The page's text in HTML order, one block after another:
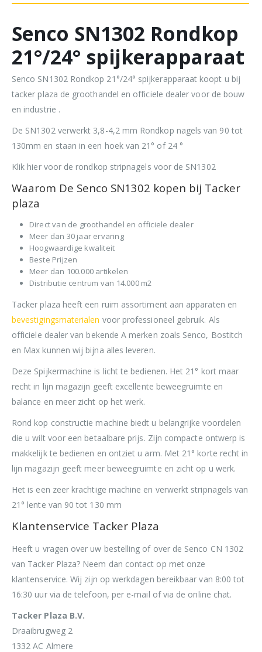
Senco SN1302 Rondkop
21°/24° spijkerapparaat
Senco SN1302 Rondkop 21°/24° spijkerapparaat koopt u bij
tacker plaza de groothandel en officiele dealer voor de bouw
en industrie .
De SN1302 verwerkt 3,8-4,2 mm Rondkop nagels van 90 tot
130mm en staan in een hoek van 21° of 24 °
Klik hier voor de rondkop stripnagels voor de SN1302
Waarom De Senco SN1302 kopen bij Tacker
plaza
Direct van de groothandel en officiele dealer
Meer dan 30 jaar ervaring
Hoogwaardige kwaliteit
Beste Prijzen
Meer dan 100.000 artikelen
Distributie centrum van 14.000 m2
Tacker plaza heeft een ruim assortiment aan apparaten en
bevestigingsmaterialen voor professioneel gebruik. Als
officiele dealer van bekende A merken zoals Senco, Bostitch
en Max kunnen wij bijna alles leveren.
Deze Spijkermachine is licht te bedienen. Het 21° kort maar
recht in lijn magazijn geeft excellente beweegruimte en
balance en meer zicht op het werk.
Rond kop constructie machine biedt u belangrijke voordelen
die u wilt voor een betaalbare prijs. Zijn compacte ontwerp is
makkelijk te bedienen en ontziet u arm. Met 21° korte recht in
lijn magazijn geeft meer beweegruimte en zicht op u werk.
Het is een zeer krachtige machine en verwerkt stripnagels van
21° lente van 90 tot 130 mm
Klantenservice Tacker Plaza
Heeft u vragen over uw bestelling of over de Senco CN 1302
van Tacker Plaza? Neem dan contact op met onze
klantenservice. Wij zijn op werkdagen bereikbaar van 8:00 tot
16:30 uur via de telefoon, per e-mail of via de online chat.
Tacker Plaza B.V.
Draaibrugweg 2
1332 AC Almere